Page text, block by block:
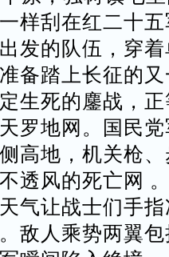
样刮在红二十
发的队伍，穿
备踏上长征的
生死的鏖战，
罗地网。国民
高地，机关枪
透风的死亡网
气让战士们手
敌人乘势两翼